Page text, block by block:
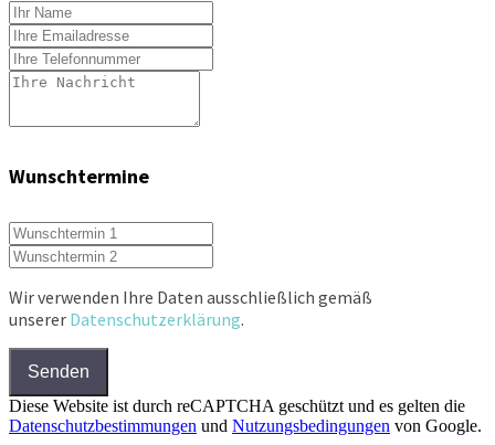
Wunschtermine
Wir verwenden Ihre Daten ausschließlich gemäß
unserer Datenschutzerklärung.
Senden
Diese Website ist durch reCAPTCHA geschützt und es gelten die
Datenschutzbestimmungen und Nutzungsbedingungen von Google.